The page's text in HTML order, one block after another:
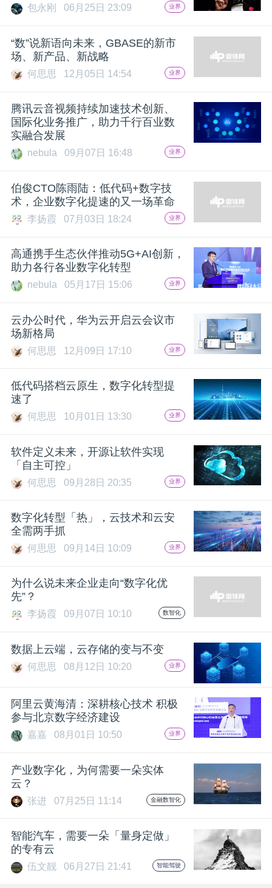
专
爱
机
包永刚 06月25日 23:09 业界
“数”说新语向未来，GBASE的新市
场、新产品、新战略
何思思 12月05日 14:54 业界
腾讯云音视频持续加速技术创新、
国际化业务推广，助力千行百业数
实融合发展
nebula 09月07日 16:48 业界
伯俊CTO陈雨陆：低代码+数字技
术，企业数字化提速的又一场革命
李扬霞 07月03日 18:24 业界
高通携手生态伙伴推动5G+AI创新，
助力各行各业数字化转型
nebula 05月17日 15:06 业界
云办公时代，华为云开启云会议市
场新格局
何思思 12月09日 17:10 业界
低代码搭档云原生，数字化转型提
速了
何思思 10月01日 13:30 业界
软件定义未来，开源让软件实现
「自主可控」
何思思 09月28日 20:35 业界
数字化转型「热」，云技术和云安
全需两手抓
何思思 09月14日 10:09 业界
为什么说未来企业走向“数字化优
先”？
李扬霞 09月07日 10:10 数智化
数据上云端，云存储的变与不变
何思思 08月12日 10:20 业界
阿里云黄海清：深耕核心技术 积极
参与北京数字经济建设
嘉嘉 08月01日 10:50 业界
产业数字化，为何需要一朵实体
云？
张进 07月25日 11:14 金融数智化
智能汽车，需要一朵「量身定做」
的专有云
伍文靓 06月27日 21:41 智能驾驶